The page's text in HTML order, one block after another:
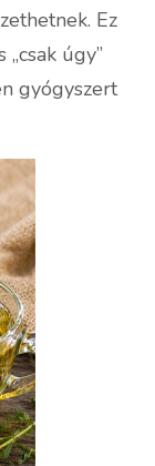
Ez
úgy”
gyógyszert